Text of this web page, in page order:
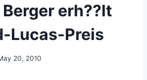
Berger erh??lt
Lucas-Preis
20, 2010